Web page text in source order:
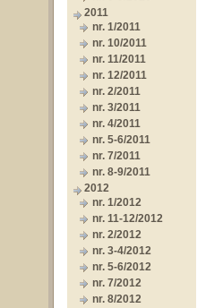
2011
nr. 1/2011
nr. 10/2011
nr. 11/2011
nr. 12/2011
nr. 2/2011
nr. 3/2011
nr. 4/2011
nr. 5-6/2011
nr. 7/2011
nr. 8-9/2011
2012
nr. 1/2012
nr. 11-12/2012
nr. 2/2012
nr. 3-4/2012
nr. 5-6/2012
nr. 7/2012
nr. 8/2012